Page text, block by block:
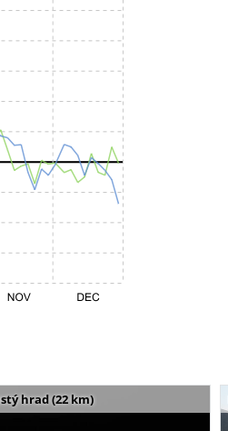
hrad (22 km)